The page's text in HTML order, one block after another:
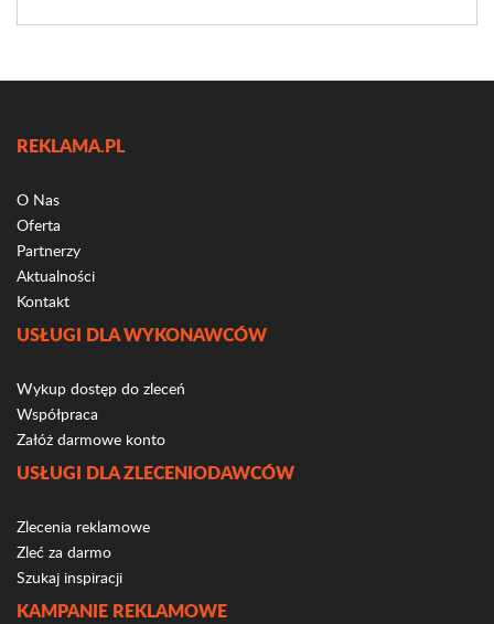
REKLAMA.PL
O Nas
Oferta
Partnerzy
Aktualności
Kontakt
USŁUGI DLA WYKONAWCÓW
Wykup dostęp do zleceń
Współpraca
Załóż darmowe konto
USŁUGI DLA ZLECENIODAWCÓW
Zlecenia reklamowe
Zleć za darmo
Szukaj inspiracji
KAMPANIE REKLAMOWE